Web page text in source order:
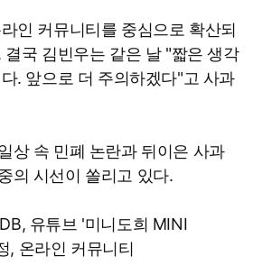
인 커뮤니티를 중심으로 확산되
국 김빈우는 같은 날 "짧은 생각
. 앞으로 더 주의하겠다"고 사과
상 속 민폐 논란과 뒤이은 사과
의 시선이 쏠리고 있다.
유튜브 '미니도희 MINI
, 온라인 커뮤니티